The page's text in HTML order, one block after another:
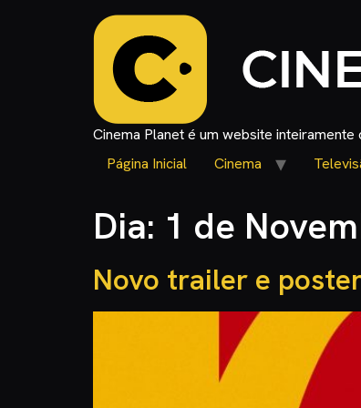
Cinema Planet é um website
Página Inicial
Cinema
Dia: 1 de
Novo trailer e